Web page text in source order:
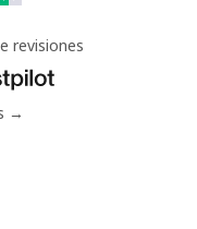
revisiones
→